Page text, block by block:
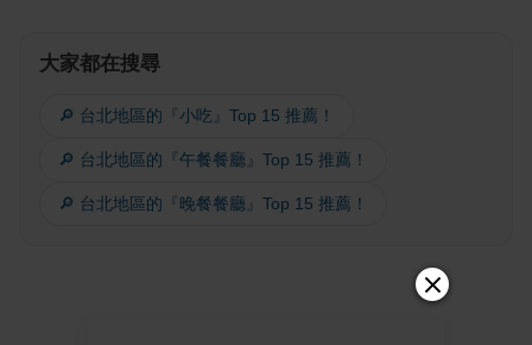
大家都在搜尋
🔎 台北地區的『小吃』Top 15 推薦！
🔎 台北地區的『午餐餐廳』Top 15 推薦！
🔎 台北地區的『晚餐餐廳』Top 15 推薦！